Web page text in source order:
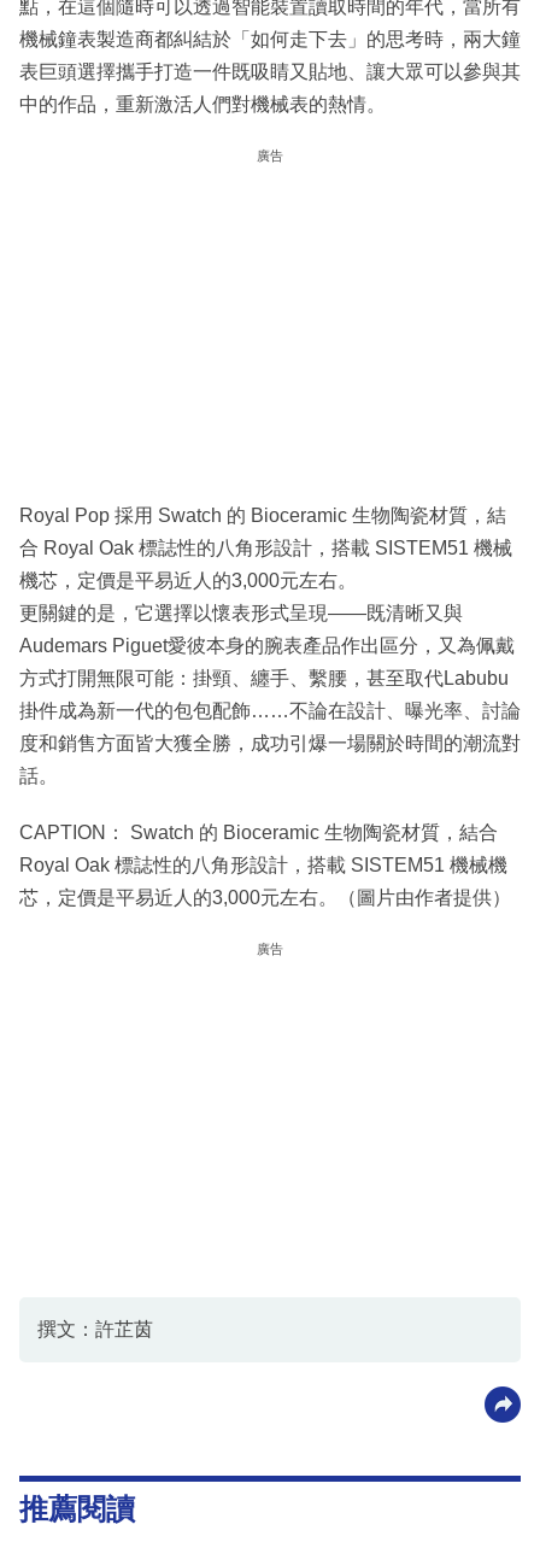
點，在這個隨時可以透過智能裝置讀取時間的年代，當所有
機械鐘表製造商都糾結於「如何走下去」的思考時，兩大鐘
表巨頭選擇攜手打造一件既吸睛又貼地、讓大眾可以參與其
中的作品，重新激活人們對機械表的熱情。
廣告
Royal Pop 採用 Swatch 的 Bioceramic 生物陶瓷材質，結
合 Royal Oak 標誌性的八角形設計，搭載 SISTEM51 機械
機芯，定價是平易近人的3,000元左右。
更關鍵的是，它選擇以懷表形式呈現——既清晰又與
Audemars Piguet愛彼本身的腕表產品作出區分，又為佩戴
方式打開無限可能：掛頸、纏手、繫腰，甚至取代Labubu
掛件成為新一代的包包配飾……不論在設計、曝光率、討論
度和銷售方面皆大獲全勝，成功引爆一場關於時間的潮流對
話。
CAPTION： Swatch 的 Bioceramic 生物陶瓷材質，結合
Royal Oak 標誌性的八角形設計，搭載 SISTEM51 機械機
芯，定價是平易近人的3,000元左右。（圖片由作者提供）
廣告
撰文：許芷茵
推薦閱讀